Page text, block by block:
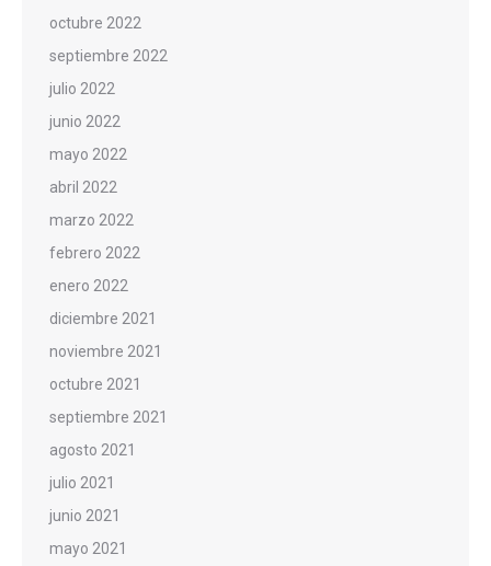
octubre 2022
septiembre 2022
julio 2022
junio 2022
mayo 2022
abril 2022
marzo 2022
febrero 2022
enero 2022
diciembre 2021
noviembre 2021
octubre 2021
septiembre 2021
agosto 2021
julio 2021
junio 2021
mayo 2021